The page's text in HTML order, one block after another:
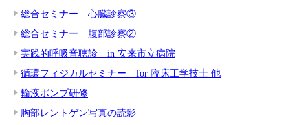
総合セミナー 心臓診察③
総合セミナー 腹部診察②
実践的呼吸音聴診 in 安来市立病院
循環フィジカルセミナー for 臨床工学技士 他
輸液ポンプ研修
胸部レントゲン写真の読影